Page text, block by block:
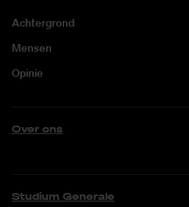
Achtergrond
Mensen
Opinie
Over ons
Studium Generale